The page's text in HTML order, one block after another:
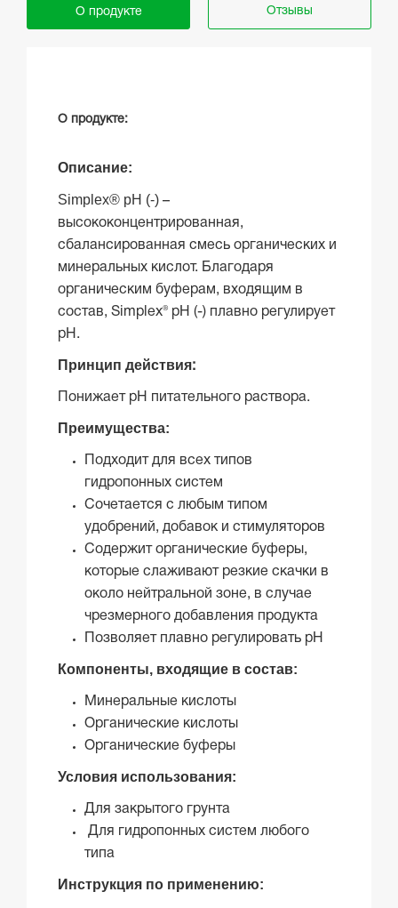
О продукте Отзывы
О продукте:
Описание:
Simplex® pH (-) –
высококонцентрированная,
сбалансированная смесь органических и
минеральных кислот. Благодаря
органическим буферам, входящим в
состав, Simplex® pH (-) плавно регулирует
рН.
Принцип действия:
Понижает рН питательного раствора.
Преимущества:
Подходит для всех типов
гидропонных систем
Сочетается с любым типом
удобрений, добавок и стимуляторов
Содержит органические буферы,
которые слаживают резкие скачки в
около нейтральной зоне, в случае
чрезмерного добавления продукта
Позволяет плавно регулировать pH
Компоненты, входящие в состав:
Минеральные кислоты
Органические кислоты
Органические буферы
Условия использования:
Для закрытого грунта
Для гидропонных систем любого
типа
Инструкция по применению: